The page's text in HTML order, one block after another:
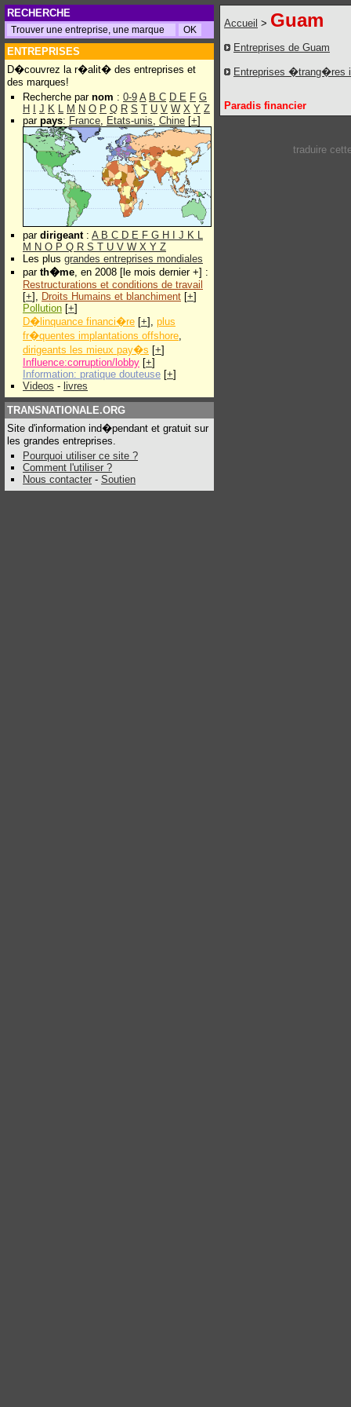
RECHERCHE
ENTREPRISES
D�couvrez la r�alit� des entreprises et
des marques!
Recherche par nom : 0-9 A B C D E F G
H
J K L M N O P Q R S T U V W X Y Z
par pays: France, Etats-unis, Chine [+]
par dirigeant: A B C D E F G H J K L
M N O P Q R S T U V W X Y Z
Les plus grandes entreprises mondiales
par th�me, en 2008 [le mois dernier +] :
Restructurations et conditions de travail
[+], Droits Humains et blanchiment [+]
Pollution [+]
D�linquance financi�re [+], plus
fr�quentes implantations offshore,
dirigeants les mieux pay�s [+]
Influence:corruption/lobby [+]
Information: pratique douteuse [+]
Videos - livres
TRANSNATIONALE.ORG
Site d'information ind�pendant et gratuit sur
les grandes entreprises.
Pourquoi utiliser ce site ?
Comment l'utiliser ?
Nous contacter - Soutien
Accueil > Guam
Entreprises de Guam
Entreprises �trang�res
Paradis financier
traduire